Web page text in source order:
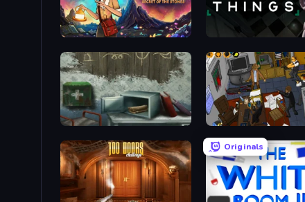
Find Joe: Secret of The Stones Seeing Things
Big Giant Games (Prison Escape Puzzle) Foreign Creature 2
Originals